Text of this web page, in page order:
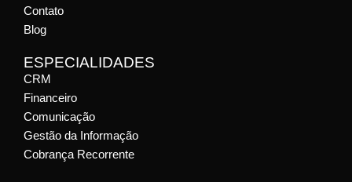
Contato
Blog
ESPECIALIDADES
CRM
Financeiro
Comunicação
Gestão da Informação
Cobrança Recorrente